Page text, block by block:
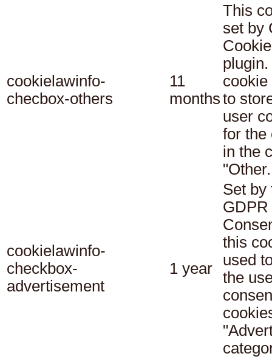
cookielawinfo-
checbox-others
11
months
This
set by
cookie
to
user
for the
in the
"Other.
cookielawinfo-
checkbox-
advertisement
1 year
Set by
this
used
the